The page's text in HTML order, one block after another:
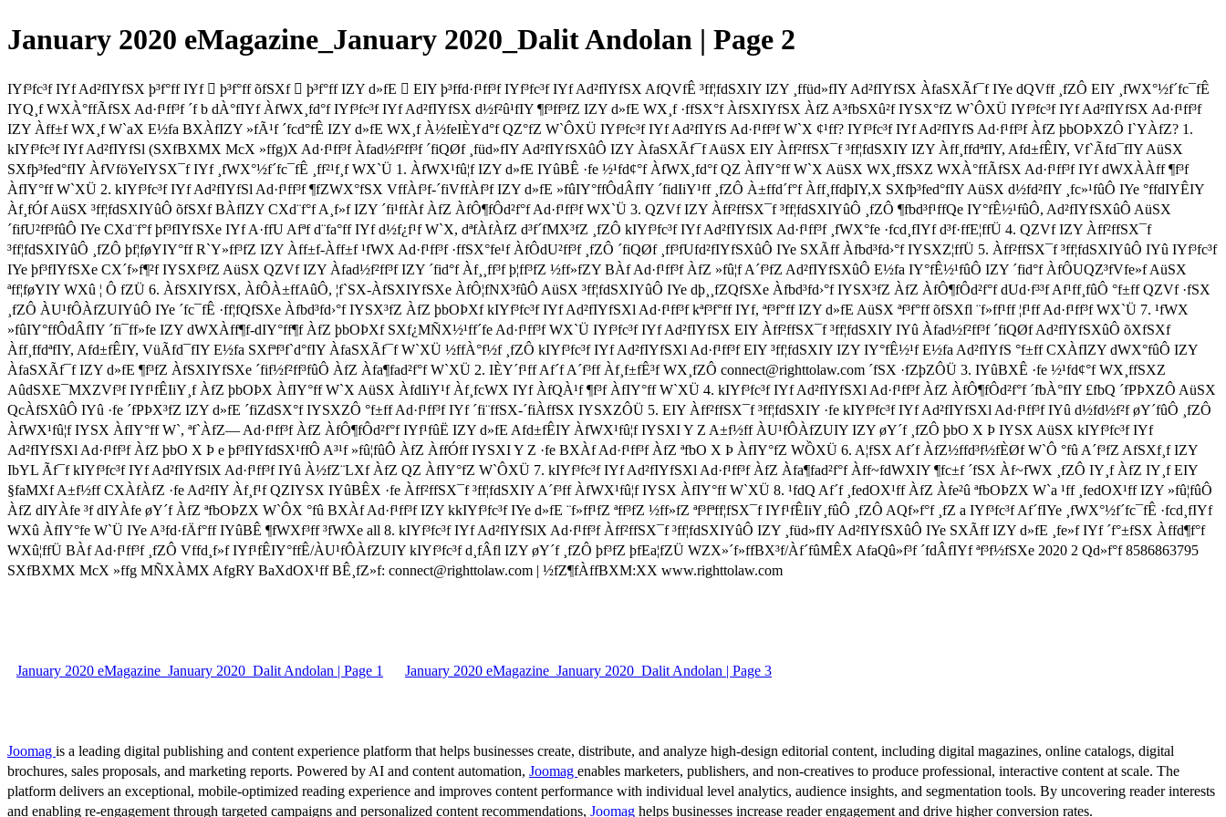
January 2020 eMagazine_January 2020_Dalit Andolan | Page 2
IYf³fc³f IYf Ad²fIYfSX þ³f°ff IYf  þ³f°ff õfSXf  þ³f°ff IZY d»fE  EIY þ³ffd·f¹ff³f IYf³fc³f IYf Ad²fIYfSX AfQVfÊ ³ff¦fdSXIY IZY ¸ffüd»fIY Ad²fIYfSX ÀfaSXÃf¯f IYe dQVff ¸fZÔ EIY ¸fWX°½f´fc¯fÊ
IYQ¸f WXÀ°ffÃfSX Ad·f¹ff³f ´f b dÀ°fIYf ÀfWX¸fd°f IYf³fc³f IYf Ad²fIYfSX d½f²û¹fIY ¶f³ff³fZ IZY d»fE WX¸f ·ffSX°f ÀfSXIYfSX ÀfZ A³fbSXû²f IYSX°fZ W`ÔXÜ IYf³fc³f IYf Ad²fIYfSX Ad·f¹ff³f
IZY Àff±f WX¸f W`aX E½fa BXÀfIZY »fÃ¹f ´fcd°fÊ IZY d»fE WX¸f À½feIÈYd°f QZ°fZ W`ÔXÜ IYf³fc³f IYf Ad²fIYfS Ad·f¹ff³f W`X ¢¹ff? IYf³fc³f IYf Ad²fIYfS Ad·f¹ff³f ÀfZ þbOÞXZÔ I`YÀfZ? 1.
kIYf³fc³f IYf Ad²fIYfSl (SXfBXMX McX »ffg)X Ad·f¹ff³f Àfad½f²ff³f ´fiQØf ¸füd»fIY Ad²fIYfSXûÔ IZY ÀfaSXÃf¯f AüSX EIY Àff²ffSX¯f ³ff¦fdSXIY IZY Àff¸ffdªfIY, Afd±fÊIY, Vf`Ãfd¯fIY AüSX
SXfþ³fed°fIY ÀfVföYeIYSX¯f IYf ¸fWX°½f´fc¯fÊ ¸ff²¹f¸f WX`Ü 1. ÀfWX¹fû¦f IZY d»fE IYûBÊ ·fe ½¹fd¢°f ÀfWX¸fd°f QZ ÀfIY°ff W`X AüSX WX¸ffSXZ WXÀ°ffÃfSX Ad·f¹ff³f IYf dWXÀÀff ¶f³f
ÀfIY°ff W`XÜ 2. kIYf³fc³f IYf Ad²fIYfSl Ad·f¹ff³f ¶fZWX°fSX VffÀf³f-´fiVffÀf³f IZY d»fE »fûIY°ffÔdÂfIY ´fidIiY¹ff ¸fZÔ À±ffd´f°f Àff¸ffdþIY,X SXfþ³fed°fIY AüSX d½fd²fIY ¸fc»¹fûÔ IYe °ffdIYÊIY
Àf¸fÓf AüSX ³ff¦fdSXIYûÔ õfSXf BÀfIZY CXd¨f°f A¸f»f IZY ´fi¹ffÀf ÀfZ ÀfÔ¶fÔd²f°f Ad·f¹ff³f WX`Ü 3. QZVf IZY Àff²ffSX¯f ³ff¦fdSXIYûÔ ¸fZÔ ¶fbd³f¹ffQe IY°fÊ½¹fûÔ, Ad²fIYfSXûÔ AüSX
´fifU²ff³fûÔ IYe CXd¨f°f þf³fIYfSXe IYf A·ffU Afªf d¨fa°ff IYf d½f¿f¹f W`X, dªfÀfÀfZ d³f´fMX³fZ ¸fZÔ kIYf³fc³f IYf Ad²fIYfSlX Ad·f¹ff³f ¸fWX°fe ·fcd¸fIYf d³f·ffE¦ffÜ 4. QZVf IZY Àff²ffSX¯f
³ff¦fdSXIYûÔ ¸fZÔ þf¦føYIY°ff R`Y»ff³fZ IZY Àff±f-Àff±f ¹fWX Ad·f¹ff³f ·ffSX°fe¹f ÀfÔdU²ff³f ¸fZÔ ´fiQØf ¸ff³fUfd²fIYfSXûÔ IYe SXÃff Àfbd³fd›°f IYSXZ¦ffÜ 5. Àff²ffSX¯f ³ff¦fdSXIYûÔ IYû IYf³fc³f
IYe þf³fIYfSXe CX´f»f¶²f IYSXf³fZ AüSX QZVf IZY Àfad½f²ff³f IZY ´fid°f Àf¸¸ff³f þ¦ff³fZ ½ff»fZY BÀf Ad·f¹ff³f ÀfZ »fû¦f A´f³fZ Ad²fIYfSXûÔ E½fa IY°fÊ½¹fûÔ IZY ´fid°f ÀfÔUQZ³fVfe»f AüSX
ªff¦føYIY WXû ¦ Ô fZÜ 6. ÀfSXIYfSX, ÀfÔÀ±ffAûÔ, ¦f`SX-ÀfSXIYfSXe ÀfÔ¦fNX³fûÔ AüSX ³ff¦fdSXIYûÔ IYe dþ¸¸fZQfSXe Àfbd³fd›°f IYSX³fZ ÀfZ ÀfÔ¶fÔd²f°f dUd·f³³f Af¹ff¸fûÔ °f±ff QZVf ·fSX
¸fZÔ ÀU¹fÔÀfZUIYûÔ IYe ´fc¯fÊ ·ff¦fQfSXe Àfbd³fd›°f IYSX³fZ ÀfZ þbOÞXf kIYf³fc³f IYf Ad²fIYfSXl Ad·f¹ff³f kªf³f°ff IYf, ªf³f°ff IZY d»fE AüSX ªf³f°ff õfSXfl ¨f»ff¹ff ¦f¹ff Ad·f¹ff³f WX`Ü 7. ¹fWX
»fûIY°ffÔdÂfIY ´fi¯ff»fe IZY dWXÀff¶f-dIY°ff¶f ÀfZ þbOÞXf SXf¿MÑX½¹ff´fe Ad·f¹ff³f WX`Ü IYf³fc³f IYf Ad²fIYfSX EIY Àff²ffSX¯f ³ff¦fdSXIY IYû Àfad½f²ff³f ´fiQØf Ad²fIYfSXûÔ õXfSXf
Àff¸ffdªfIY, Afd±fÊIY, VüÃfd¯fIY E½fa SXfªf³f`d°fIY ÀfaSXÃf¯f W`XÜ ½ffÀ°f½f ¸fZÔ kIYf³fc³f IYf Ad²fIYfSXl Ad·f¹ff³f EIY ³ff¦fdSXIY IZY IY°fÊ½¹f E½fa Ad²fIYfS °f±ff CXÀfIZY dWX°fûÔ IZY
ÀfaSXÃf¯f IZY d»fE ¶f³fZ ÀfSXIYfSXe ´fif½f²ff³fûÔ ÀfZ Àfa¶fad²f°f W`XÜ 2. IÈY´f¹ff Af´f A´f³ff Àf¸f±fÊ³f WX¸fZÔ connect@righttolaw.com ´fSX ·fZþZÔÜ 3. IYûBXÊ ·fe ½¹fd¢°f WX¸ffSXZ
AûdSXE¯MXZVf³f IYf¹fÊIiY¸f ÀfZ þbOÞX ÀfIY°ff W`X AüSX ÀfdIiY¹f Àf¸fcWX IYf ÀfQÀ¹f ¶f³f ÀfIY°ff W`XÜ 4. kIYf³fc³f IYf Ad²fIYfSXl Ad·f¹ff³f ÀfZ ÀfÔ¶fÔd²f°f ´fbÀ°fIY £fbQ ´fPÞXZÔ AüSX
QcÀfSXûÔ IYû ·fe ´fPÞX³fZ IZY d»fE ´fiZdSX°f IYSXZÔ °f±ff Ad·f¹ff³f IYf ´fi¨ffSX-´fiÀffSX IYSXZÔÜ 5. EIY Àff²ffSX¯f ³ff¦fdSXIY ·fe kIYf³fc³f IYf Ad²fIYfSXl Ad·f¹ff³f IYû d½fd½f²f øY´fûÔ ¸fZÔ
ÀfWX¹fû¦f IYSX ÀfIY°ff W`, ªf`ÀfZ— Ad·f¹ff³f ÀfZ ÀfÔ¶fÔd²f°f IYf¹fûË IZY d»fE Afd±fÊIY ÀfWX¹fû¦f IYSXI Y Z A±f½ff ÀU¹fÔÀfZUIY IZY øY´f ¸fZÔ þbO X Þ IYSX AüSX kIYf³fc³f IYf
Ad²fIYfSXl Ad·f¹ff³f ÀfZ þbO X Þ e þf³fIYfdSX¹ffÔ A³¹f »fû¦fûÔ ÀfZ ÀffÓff IYSXI Y Z ·fe BXÀf Ad·f¹ff³f ÀfZ ªfbO X Þ ÀfIY°fZ WỒXÜ 6. A¦fSX Af´f ÀfZ½ffd³f½fÈØf W`Ô °fû A´f³fZ AfSXf¸f IZY
IbYL Ãf¯f kIYf³fc³f IYf Ad²fIYfSlX Ad·f¹ff³f IYû À½fZ¨LXf ÀfZ QZ ÀfIY°fZ W`ÔXÜ 7. kIYf³fc³f IYf Ad²fIYfSXl Ad·f¹ff³f ÀfZ Àfa¶fad²f°f Àff~fdWXIY ¶fc±f ´fSX Àf~fWX ¸fZÔ IY¸f ÀfZ IY¸f EIY
§faMXf A±f½ff CXÀfÀfZ ·fe Ad²fIY Àf¸f¹f QZIYSX IYûBÊX ·fe Àff²ffSX¯f ³ff¦fdSXIY A´f³ff ÀfWX¹fû¦f IYSX ÀfIY°ff W`XÜ 8. ¹fdQ Af´f ¸fedOX¹ff ÀfZ Àfe²û ªfbOÞZX W`a ¹ff ¸fedOX¹ff IZY »fû¦fûÔ
ÀfZ dIYÀfe ³f dIYÀfe øY´f ÀfZ ªfbOÞZX W`ÔX °fû BXÀf Ad·f¹ff³f IZY kkIYf³fc³f IYe d»fE ¨f»ff¹fZ ªff³fZ ½ff»fZ ªf³fªff¦fSX¯f IYf¹fÊIiY¸fûÔ ¸fZÔ AQf»f°f ¸fZ a IYf³fc³f Af´fIYe ¸fWX°½f´fc¯fÊ ·fcd¸fIYf
WXû ÀfIY°fe W`Ü IYe A³fd·fÄf°ff IYûBÊ ¶fWXf³ff ³fWXe all 8. kIYf³fc³f IYf Ad²fIYfSlX Ad·f¹ff³f Àff²ffSX¯f ³ff¦fdSXIYûÔ IZY ¸füd»fIY Ad²fIYfSXûÔ IYe SXÃff IZY d»fE ¸fe»f IYf ´f°±fSX Àffd¶f°f
WXû¦ffÜ BÀf Ad·f¹ff³f ¸fZÔ Vffd¸f»f IYf¹fÊIY°ffÊ/ÀU¹fÔÀfZUIY kIYf³fc³f d¸fÂfl IZY øY´f ¸fZÔ þf³fZ þfEa¦fZÜ WZX»´f»ffBX³f/Àf´fûMÊX AfaQû»f³f ´fdÂfIYf ªf³f½fSXe 2020 2 Qd»f°f 8586863795
SXfBXMX McX »ffg MÑXÀMX AfgRY BaXdOX¹ff BÊ¸fZ»f: connect@righttolaw.com | ½fZ¶fÀffBXM:XX www.righttolaw.com
January 2020 eMagazine_January 2020_Dalit Andolan | Page 1 January 2020 eMagazine_January 2020_Dalit Andolan | Page 3
Joomag is a leading digital publishing and content experience platform that helps businesses create, distribute, and analyze high-design editorial content, including digital magazines, online catalogs, digital
brochures, sales proposals, and marketing reports. Powered by AI and content automation, Joomag enables marketers, publishers, and non-creatives to produce professional, interactive content at scale. The
platform delivers an exceptional, mobile-optimized reading experience and improves content performance with individual level analytics, audience insights, and segmentation tools. By uncovering reader interests
and enabling re-engagement through targeted campaigns and personalized content recommendations, Joomag helps businesses increase reader engagement and drive higher conversion rates.